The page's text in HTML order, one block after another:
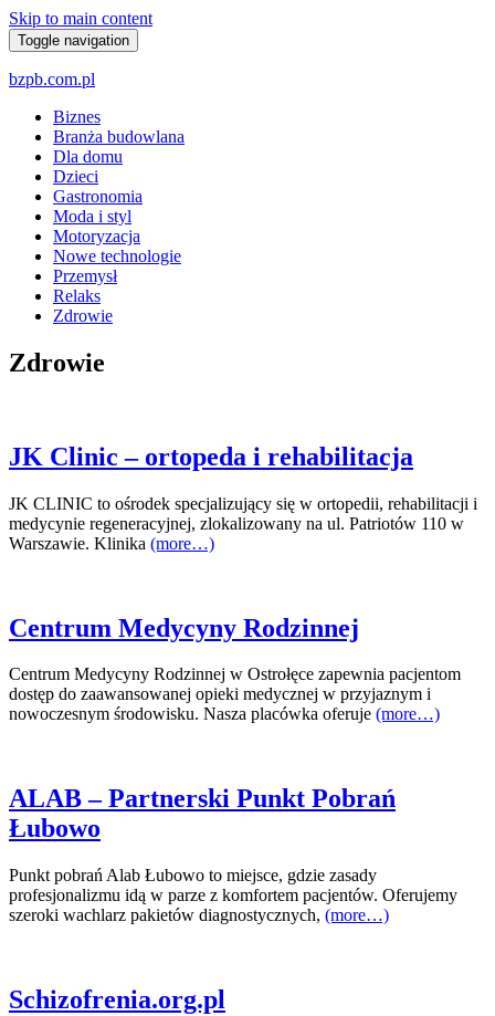
Skip to main content
Toggle navigation
bzpb.com.pl
Biznes
Branża budowlana
Dla domu
Dzieci
Gastronomia
Moda i styl
Motoryzacja
Nowe technologie
Przemysł
Relaks
Zdrowie
Zdrowie
JK Clinic – ortopeda i rehabilitacja
JK CLINIC to ośrodek specjalizujący się w ortopedii, rehabilitacji i
medycynie regeneracyjnej, zlokalizowany na ul. Patriotów 110 w
Warszawie. Klinika (more…)
Centrum Medycyny Rodzinnej
Centrum Medycyny Rodzinnej w Ostrołęce zapewnia pacjentom
dostęp do zaawansowanej opieki medycznej w przyjaznym i
nowoczesnym środowisku. Nasza placówka oferuje (more…)
ALAB – Partnerski Punkt Pobrań
Łubowo
Punkt pobrań Alab Łubowo to miejsce, gdzie zasady
profesjonalizmu idą w parze z komfortem pacjentów. Oferujemy
szeroki wachlarz pakietów diagnostycznych, (more…)
Schizofrenia.org.pl